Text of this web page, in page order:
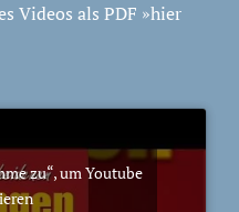
Videos als PDF »hier
zu“, um Youtube